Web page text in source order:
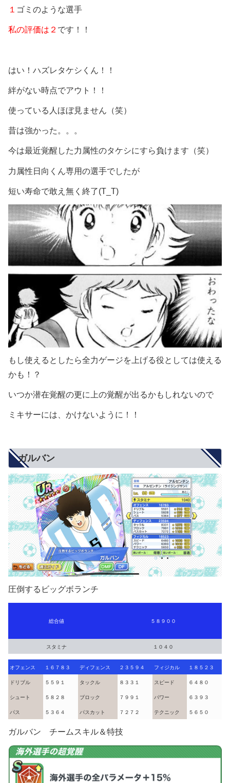
１ ゴミのような選手
私の評価は２ です！！
はい！ハズレタケシくん！！
絆がない時点でアウト！！
使っている人ほぼ見ません（笑）
昔は強かった。。。
今は最近覚醒した力属性のタケシにすら負けます（笑）
力属性日向くん専用の選手でしたが
短い寿命で敢え無く終了(T_T)
もし使えるとしたら全力ゲージを上げる役としては使える
かも！？
いつか潜在覚醒の更に上の覚醒が出るかもしれないので
ミキサーには、かけないように！！
ガルバン
圧倒するビッグボランチ
総合値 ５８９００
スタミナ １０４０
オフェンス １６７８３ ディフェンス ２３５９４ フィジカル １８５２３
ドリブル ５５９１ タックル ８３３１ スピード ６４８０
シュート ５８２８ ブロック ７９９１ パワー ６３９３
パス ５３６４ パスカット ７２７２ テクニック ５６５０
ガルバン チームスキル＆特技